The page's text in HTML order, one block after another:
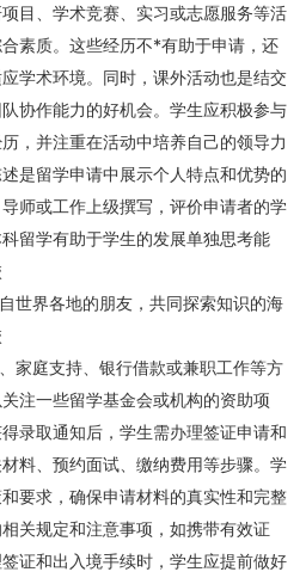
目、学术竞赛、实习或志愿服务等活
素质。这些经历不*有助于申请，还
学术环境。同时，课外活动也是结交
协作能力的好机会。学生应积极参与
，并注重在活动中培养自己的领导力
是留学申请中展示个人特点和优势的
师或工作上级撰写，评价申请者的学
留学有助于学生的发展单独思考能
世界各地的朋友，共同探索知识的海
家庭支持、银行借款或兼职工作等方
注一些留学基金会或机构的资助项
录取通知后，学生需办理签证申请和
料、预约面试、缴纳费用等步骤。学
要求，确保申请材料的真实性和完整
关规定和注意事项，如携带有效证
证和出入境手续时，学生应提前做好